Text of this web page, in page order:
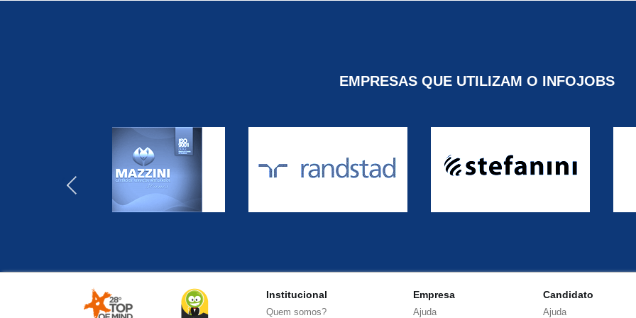
EMPRESAS QUE UTILIZAM O INFOJOBS
Institucional
Quem somos?
Empresa
Ajuda
Candidato
Ajuda